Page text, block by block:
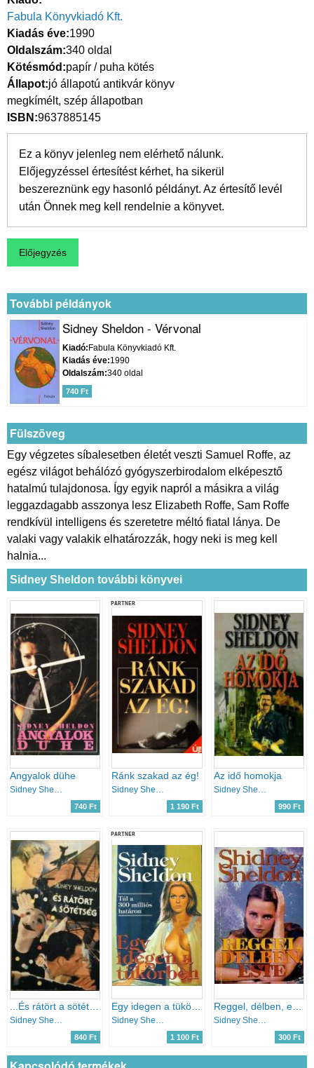
Fabula Könyvkiadó Kft.
Kiadás éve 1990
Oldalszám 340 oldal
Kötésmód papír / puha kötés
Állapot jó állapotú antikvár könyv
megkímélt, szép állapotban
ISBN 9637885145
Ez a könyv jelenleg nem elérhető nálunk.
Előjegyzéssel értesítést kérhet, ha sikerül
beszereznünk egy hasonló példányt. Az értesítő levél
után Önnek meg kell rendelnie a könyvet.
További példányok
Sidney Sheldon - Vérvonal
Kiadó Fabula Könyvkiadó Kft.
Kiadás éve 1990
Oldalszám 340 oldal
740 Ft
Fülszöveg
Egy végzetes síbalesetben életét veszti Samuel Roffe, az
egész világot behálózó gyógyszerbirodalom elképesztő
hatalmú tulajdonosa. Így egyik napról a másikra a világ
leggazdagabb asszonya lesz Elizabeth Roffe, Sam Roffe
rendkívül intelligens és szeretetre méltó fiatal lánya. De
valaki vagy valakik elhatározzák, hogy neki is meg kell
halnia...
Sidney Sheldon további könyvei
Angyalok dühe
Sidney Sheldon
740 Ft
PARTNER
Ránk szakad az ég!
Sidney Sheldon
1 190 Ft
Az idő homokja
Sidney Sheldon
990 Ft
...És rátört a sötétség
Sidney Sheldon
840 Ft
PARTNER
Egy idegen a tükörben
Sidney Sheldon
1 100 Ft
Reggel, délben, este
Sidney Sheldon
300 Ft